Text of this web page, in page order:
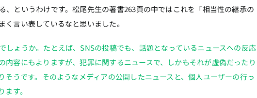
、というわけです。松尾先生の著書263頁の中ではこれを「相当性の継承の
言い表しているなと思いました。
しょうか。たとえば、SNSの投稿でも、話題となっているニュースへの反応
内容にもよりますが、犯罪に関するニュースで、しかもそれが虚偽だったり
そうです。そのようなメディアの公開したニュースと、個人ユーザーの行っ
す。